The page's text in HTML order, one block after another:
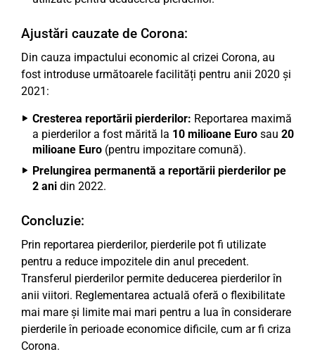
Ajustări cauzate de Corona:
Din cauza impactului economic al crizei Corona, au
fost introduse următoarele facilități pentru anii 2020 și
2021:
Cresterea reportării pierderilor: Reportarea maximă
a pierderilor a fost mărită la 10 milioane Euro sau 20
milioane Euro (pentru impozitare comună).
Prelungirea permanentă a reportării pierderilor pe
2 ani din 2022.
Concluzie:
Prin reportarea pierderilor, pierderile pot fi utilizate
pentru a reduce impozitele din anul precedent.
Transferul pierderilor permite deducerea pierderilor în
anii viitori. Reglementarea actuală oferă o flexibilitate
mai mare și limite mai mari pentru a lua în considerare
pierderile în perioade economice dificile, cum ar fi criza
Corona.